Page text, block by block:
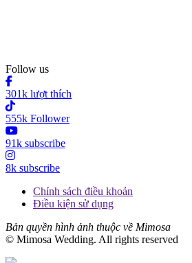
Follow us
301k lượt thích
555k Follower
91k subscribe
8k subscribe
Chính sách điều khoản
Điều kiện sử dụng
Bản quyền hình ảnh thuộc về Mimosa
© Mimosa Wedding. All rights reserved